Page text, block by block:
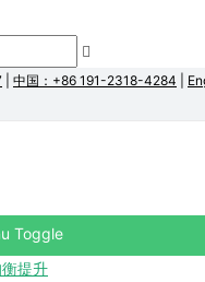
中国：+86 191-2318-4284
Toggle
提升